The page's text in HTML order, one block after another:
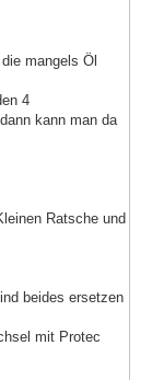
mangels Öl
4
kann man da
Ratsche und
beides ersetzen
mit Protec